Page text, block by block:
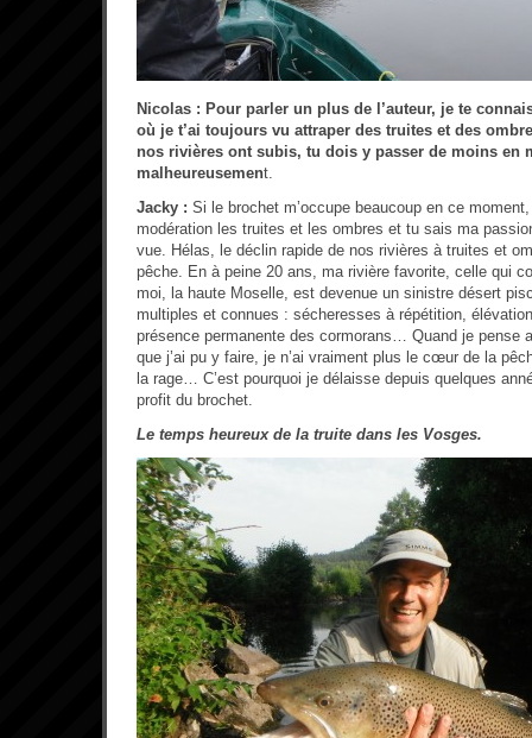
Nicolas : Pour parler un plus de l’auteur, je te
où je t’ai toujours vu attraper des truites et des
nos rivières ont subis, tu dois y passer de moins en
malheureusement.
Jacky : Si le brochet m’occupe beaucoup en ce
modération les truites et les ombres et tu sais ma
vue. Hélas, le déclin rapide de nos rivières à truites et
pêche. En à peine 20 ans, ma rivière favorite, celle qui
moi, la haute Moselle, est devenue un sinistre désert
multiples et connues : sécheresses à répétition,
présence permanente des cormorans… Quand je pense
que j’ai pu y faire, je n’ai vraiment plus le cœur de la
la rage… C’est pourquoi je délaisse depuis quelques
profit du brochet.
Le temps heureux de la truite dans les Vosges.